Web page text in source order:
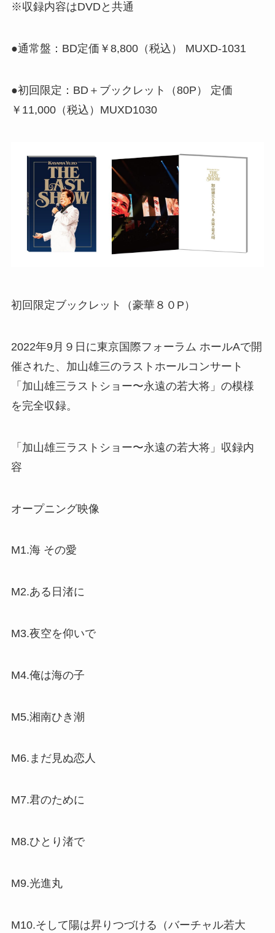
※収録内容はDVDと共通
●通常盤：BD定価￥8,800（税込） MUXD-1031
●初回限定：BD＋ブックレット（80P） 定価
￥11,000（税込）MUXD1030
初回限定ブックレット（豪華８０P）
2022年9月９日に東京国際フォーラム ホールAで開
催された、加山雄三のラストホールコンサート
「加山雄三ラストショー〜永遠の若大将」の模様
を完全収録。
「加山雄三ラストショー〜永遠の若大将」収録内
容
オープニング映像
M1.海 その愛
M2.ある日渚に
M3.夜空を仰いで
M4.俺は海の子
M5.湘南ひき潮
M6.まだ見ぬ恋人
M7.君のために
M8.ひとり渚で
M9.光進丸
M10.そして陽は昇りつづける（バーチャル若大